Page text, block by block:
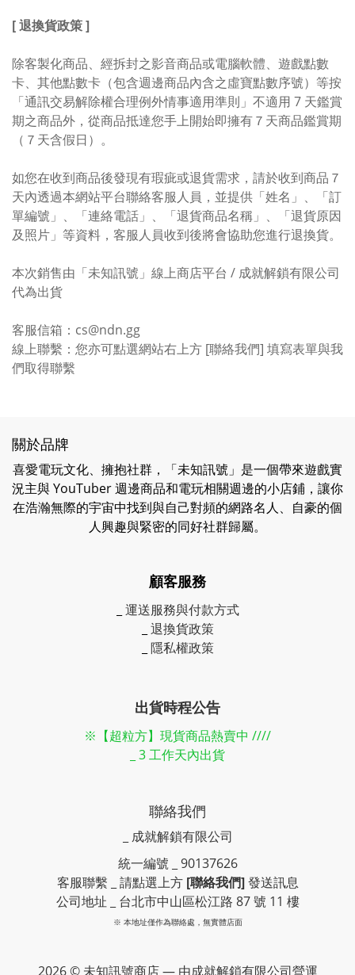
[ 退換貨政策 ]
除客製化商品、經拆封之影音商品或電腦軟體、遊戲點數
卡、其他點數卡（包含週邊商品內含之虛寶點數序號）等按
「通訊交易解除權合理例外情事適用準則」不適用 7 天鑑賞
期之商品外，從商品抵達您手上開始即擁有７天商品鑑賞期
（７天含假日）。
如您在收到商品後發現有瑕疵或退貨需求，請於收到商品７
天內透過本網站平台聯絡客服人員，並提供「姓名」、「訂
單編號」、「連絡電話」、「退貨商品名稱」、「退貨原因
及照片」等資料，客服人員收到後將會協助您進行退換貨。
本次銷售由「未知訊號」線上商店平台 / 成就解鎖有限公司
代為出貨
客服信箱：cs@ndn.gg
線上聯繫：您亦可點選網站右上方 [聯絡我們] 填寫表單與我
們取得聯繫
關於品牌
喜愛電玩文化、擁抱社群，「未知訊號」是一個帶來遊戲實
況主與 YouTuber 週邊商品和電玩相關週邊的小店鋪，讓你
在浩瀚無際的宇宙中找到與自己對頻的網路名人、自豪的個
人興趣與緊密的同好社群歸屬。
顧客服務
運送服務與付款方式
退換貨政策
隱私權政策
出貨時程公告
※【超粒方】現貨商品熱賣中 ////
_ 3 工作天內出貨
聯絡我們
_ 成就解鎖有限公司
統一編號 _ 90137626
客服聯繫 _ 請點選上方 [聯絡我們]發送訊息
公司地址 _ 台北市中山區松江路 87 號 11 樓
※ 本地址僅作為聯絡處，無實體店面
2026 © 未知訊號商店 — 由成就解鎖有限公司營運